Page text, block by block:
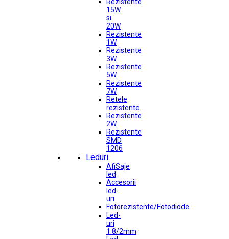
15W
si
20W
Rezistente
1W
Rezistente
3W
Rezistente
5W
Rezistente
7W
Retele
rezistente
Rezistente
2W
Rezistente
SMD
1206
Leduri
AfiSaje
led
Accesorii
led-
uri
Fotorezistente/Fotodiode
Led-
uri
1.8/2mm